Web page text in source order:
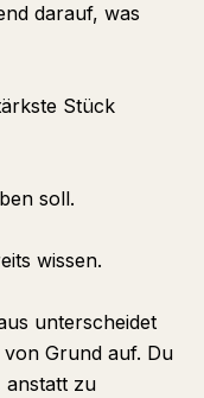
darauf, was
Stück
soll.
wissen.
unterscheidet
Grund auf. Du
anstatt zu